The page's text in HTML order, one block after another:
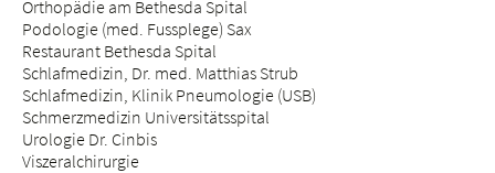
Orthopädie am Bethesda Spital
Podologie (med. Fussplege) Sax
Restaurant Bethesda Spital
Schlafmedizin, Dr. med. Matthias Strub
Schlafmedizin, Klinik Pneumologie (USB)
Schmerzmedizin Universitätsspital
Urologie Dr. Cinbis
Viszeralchirurgie